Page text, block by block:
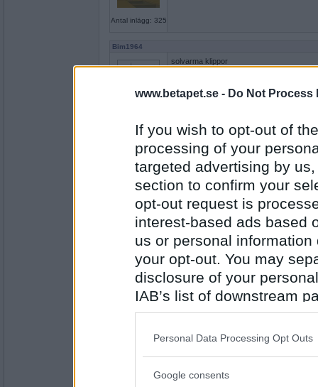
www.betapet.se - Do Not Process
If you wish to opt-out of
processing of your
targeted advertising by
section to confirm your
opt-out request is
interest-based ads based
us or personal
your opt-out. You may
disclosure of your
IAB’s list of downstream
also be disclosed by us
Downstream Participants
Please note that this
Personal Data Processing Opt Outs
Google consents
Antal inlägg: 325
Bim1964
1854
solvarma klippor
- Ej medlem längre
Antal inlägg: 772
medelhavet
Nice, Frankrike
pilutta-dej
stenig strand